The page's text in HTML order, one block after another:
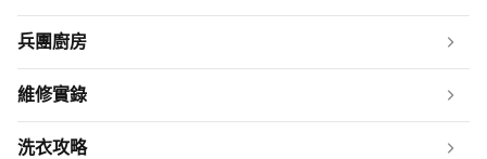
兵團廚房
維修實錄
洗衣攻略